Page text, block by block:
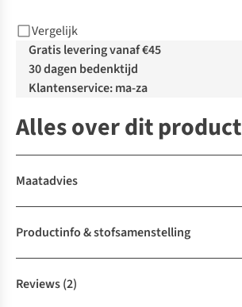
Vergelijk
Gratis levering vanaf €45
30 dagen bedenktijd
Klantenservice: ma-za
Alles over dit product
Maatadvies
Productinfo & stofsamenstelling
Reviews(2)